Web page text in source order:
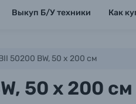
Выкуп Б/У техники Как
50200 BW, 50 х 200 см
50 х 200 см